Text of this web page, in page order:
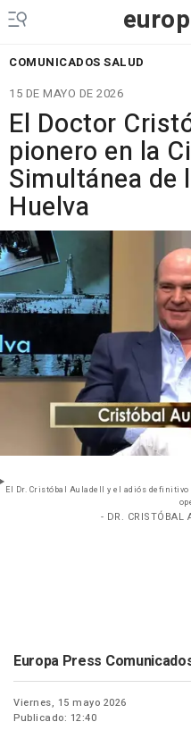
COMUNICADOS SALUD
15 DE MAYO DE 2026
El Doctor
pionero en la
Simultánea de
Huelva
El Dr. Cristóbal Auladell y el adiós definitivo
- DR. CRISTÓBAL
Europa Press
Viernes, 15 mayo 2026
Publicado: 12:40